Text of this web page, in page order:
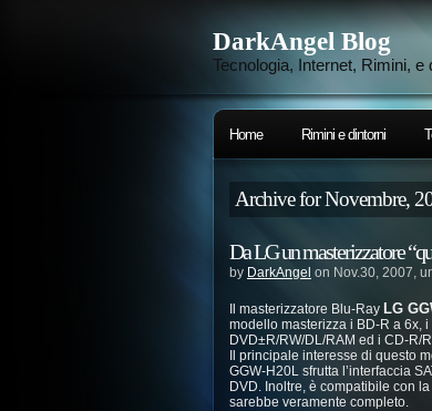
DarkAngel Blog
Tecnologia, Internet, Rimini,
Home Rimini e dintorni
Archive for Novembre,
Da LG un masterizzatore
by DarkAngel on Nov.30, 2007,
Il masterizzatore Blu-Ray LG
modello masterizza i BD-R a 6x,
DVD±R/RW/DL/RAM ed i CD-R/
Il principale interesse di questo
GGW-H20L sfrutta l’interfaccia
DVD. Inoltre, è compatibile con
sarebbe veramente completo.